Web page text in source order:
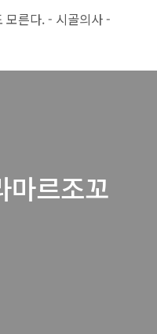
다. - 시골의사 -
마르조꼬